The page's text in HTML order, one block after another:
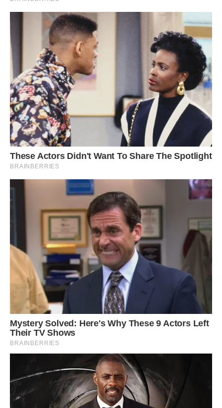
Хай Ангел тебе береже й захищає,
І долі щасливої в Бога благає.
Хай радість і усмішки в серці квітують,
А люди хороші добро хай дарують.
***
Бажаю, Уляна, хай Ангел із неба,
Завжди буде чуйний і добрий до тебе.
Дарує кохання, тепло, і надію,
Здійсняє твою заповітнішу мрію!
Хай просить у Бога щасливої долі,
Добра для душі а для серця — любові!
***
З днем Ангела ми поспішаєм вітати,
Хай Ангел несе вам достаток до хати,
Для тіла здоров’я, для серця — кохання,